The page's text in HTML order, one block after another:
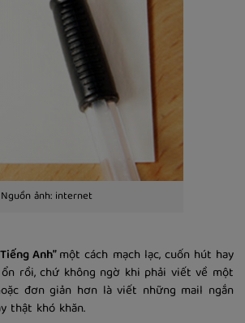
ảnh: internet
Anh”một cách mạch lạc, cuốn hút hay
rồi, chứ không ngờ khi phải viết về một
đơn giản hơn là viết những mail ngắn
thật khó khăn.